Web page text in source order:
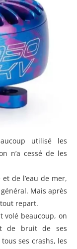
utilisé les
n’a cessé de les
de l’eau de mer,
Mais après
repart.
volé beaucoup, on
de bruit de ses
ses crashs, les